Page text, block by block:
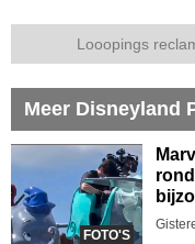
Looopings
Meer Disneyland
FOTO'S